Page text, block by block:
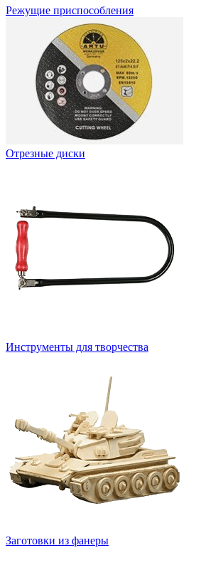
Режущие приспособления
Отрезные диски
Инструменты для творчества
Заготовки из фанеры